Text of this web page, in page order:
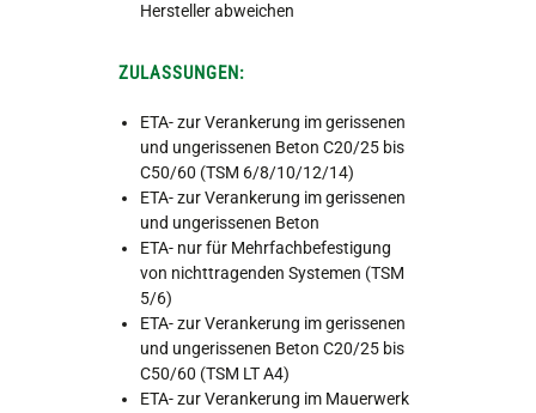
Hersteller abweichen
ZULASSUNGEN:
ETA- zur Verankerung im gerissenen
und ungerissenen Beton C20/25 bis
C50/60 (TSM 6/8/10/12/14)
ETA- zur Verankerung im gerissenen
und ungerissenen Beton
ETA- nur für Mehrfachbefestigung
von nichttragenden Systemen (TSM
5/6)
ETA- zur Verankerung im gerissenen
und ungerissenen Beton C20/25 bis
C50/60 (TSM LT A4)
ETA- zur Verankerung im Mauerwerk